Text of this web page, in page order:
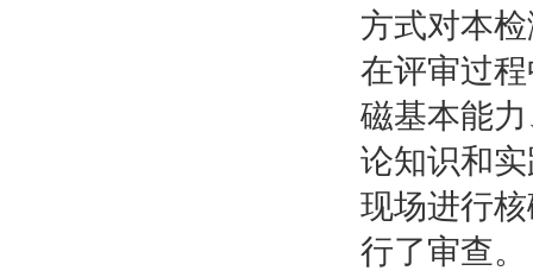
方式对本
在评审过
磁基本能
论知识和
现场进行
行了审查。